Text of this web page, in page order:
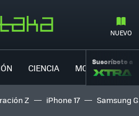
NUEVO
CIENCIA MOVILIDAD
Suscríbete a
Z iPhone 17 Samsung